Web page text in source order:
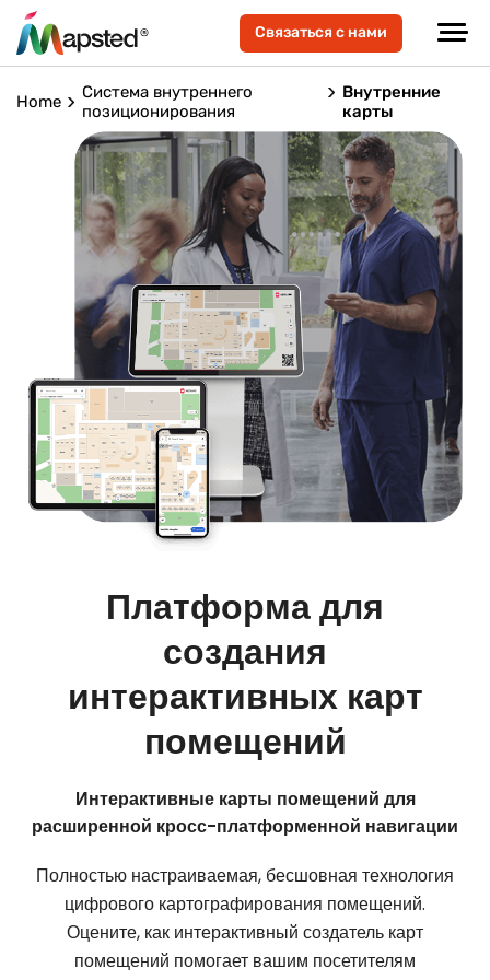
Связаться с нами
Home
Система внутреннего
позиционирования
Внутренние
карты
Платформа для
создания
интерактивных карт
помещений
Интерактивные карты помещений для
расширенной кросс-платформенной навигации
Полностью настраиваемая, бесшовная технология
цифрового картографирования помещений.
Оцените, как интерактивный создатель карт
помещений помогает вашим посетителям